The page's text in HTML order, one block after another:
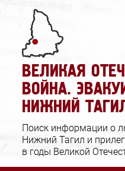
ВЕЛИКАЯ
ВОЙНА.
НИЖНИЙ ТАГИЛ
Поиск информации о
Нижний Тагил и
в годы Великой
Спасибо
Ошибка
Проверьте
данных и